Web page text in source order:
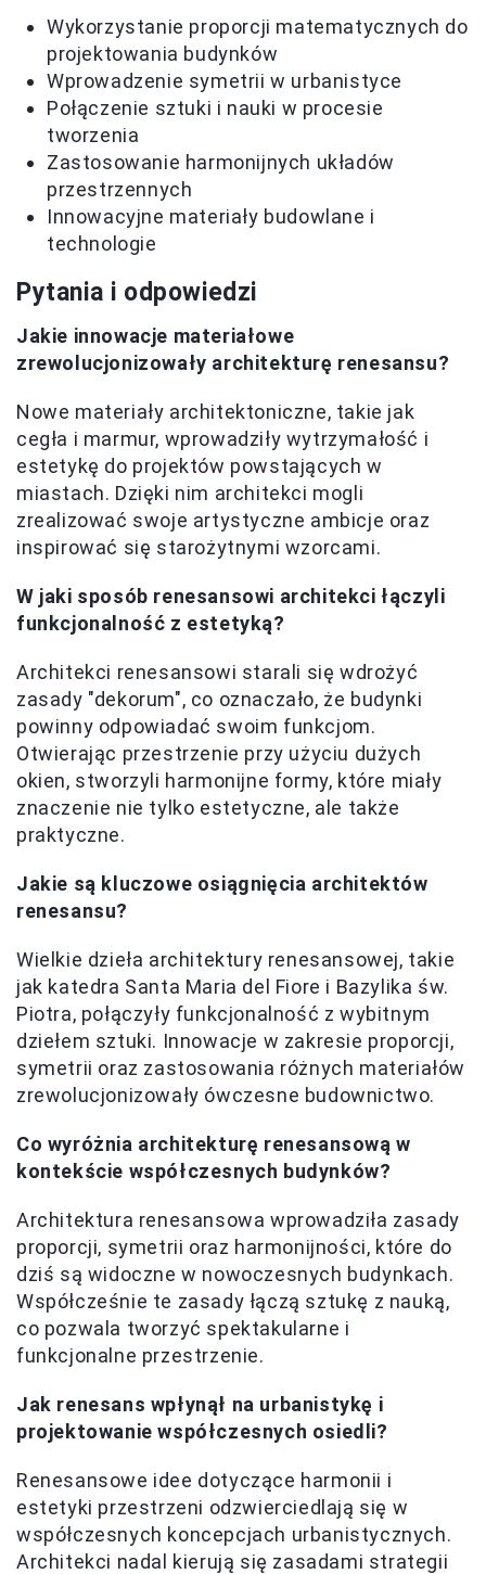
Wykorzystanie proporcji matematycznych do
projektowania budynków
Wprowadzenie symetrii w urbanistyce
Połączenie sztuki i nauki w procesie
tworzenia
Zastosowanie harmonijnych układów
przestrzennych
Innowacyjne materiały budowlane i
technologie
Pytania i odpowiedzi
Jakie innowacje materiałowe
zrewolucjonizowały architekturę renesansu?
Nowe materiały architektoniczne, takie jak
cegła i marmur, wprowadziły wytrzymałość i
estetykę do projektów powstających w
miastach. Dzięki nim architekci mogli
zrealizować swoje artystyczne ambicje oraz
inspirować się starożytnymi wzorcami.
W jaki sposób renesansowi architekci łączyli
funkcjonalność z estetyką?
Architekci renesansowi starali się wdrożyć
zasady "dekorum", co oznaczało, że budynki
powinny odpowiadać swoim funkcjom.
Otwierając przestrzenie przy użyciu dużych
okien, stworzyli harmonijne formy, które miały
znaczenie nie tylko estetyczne, ale także
praktyczne.
Jakie są kluczowe osiągnięcia architektów
renesansu?
Wielkie dzieła architektury renesansowej, takie
jak katedra Santa Maria del Fiore i Bazylika św.
Piotra, połączyły funkcjonalność z wybitnym
dziełem sztuki. Innowacje w zakresie proporcji,
symetrii oraz zastosowania różnych materiałów
zrewolucjonizowały ówczesne budownictwo.
Co wyróżnia architekturę renesansową w
kontekście współczesnych budynków?
Architektura renesansowa wprowadziła zasady
proporcji, symetrii oraz harmonijności, które do
dziś są widoczne w nowoczesnych budynkach.
Współcześnie te zasady łączą sztukę z nauką,
co pozwala tworzyć spektakularne i
funkcjonalne przestrzenie.
Jak renesans wpłynął na urbanistykę i
projektowanie współczesnych osiedli?
Renesansowe idee dotyczące harmonii i
estetyki przestrzeni odzwierciedlają się w
współczesnych koncepcjach urbanistycznych.
Architekci nadal kierują się zasadami strategii